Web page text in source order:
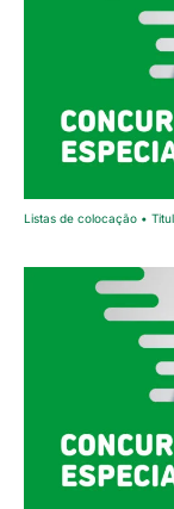
Listas de colocação •